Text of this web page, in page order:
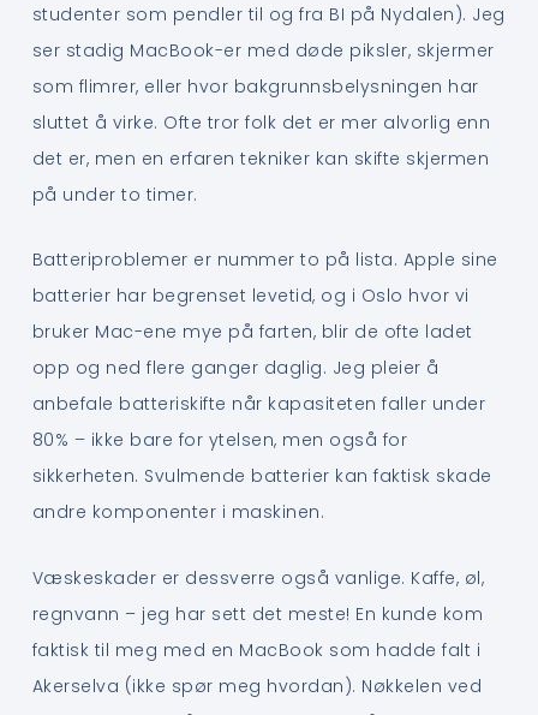
studenter som pendler til og fra BI på Nydalen). Jeg
ser stadig MacBook-er med døde piksler, skjermer
som flimrer, eller hvor bakgrunnsbelysningen har
sluttet å virke. Ofte tror folk det er mer alvorlig enn
det er, men en erfaren tekniker kan skifte skjermen
på under to timer.
Batteriproblemer er nummer to på lista. Apple sine
batterier har begrenset levetid, og i Oslo hvor vi
bruker Mac-ene mye på farten, blir de ofte ladet
opp og ned flere ganger daglig. Jeg pleier å
anbefale batteriskifte når kapasiteten faller under
80% – ikke bare for ytelsen, men også for
sikkerheten. Svulmende batterier kan faktisk skade
andre komponenter i maskinen.
Væskeskader er dessverre også vanlige. Kaffe, øl,
regnvann – jeg har sett det meste! En kunde kom
faktisk til meg med en MacBook som hadde falt i
Akerselva (ikke spør meg hvordan). Nøkkelen ved